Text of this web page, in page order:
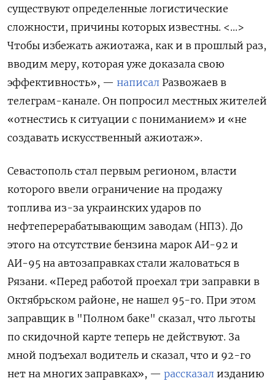
существуют определенные логистические
сложности, причины которых известны. <...>
Чтобы избежать ажиотажа, как и в прошлый раз,
вводим меру, которая уже доказала свою
эффективность», — написал Развожаев в
телеграм-канале. Он попросил местных жителей
«отнестись к ситуации с пониманием» и «не
создавать искусственный ажиотаж».
Севастополь стал первым регионом, власти
которого ввели ограничение на продажу
топлива из-за украинских ударов по
нефтеперерабатывающим заводам (НПЗ). До
этого на отсутствие бензина марок АИ-92 и
АИ-95 на автозаправках стали жаловаться в
Рязани. «Перед работой проехал три заправки в
Октябрьском районе, не нашел 95-го. При этом
заправщик в "Полном баке" сказал, что льготы
по скидочной карте теперь не действуют. За
мной подъехал водитель и сказал, что и 92-го
нет на многих заправках», — рассказал изданию